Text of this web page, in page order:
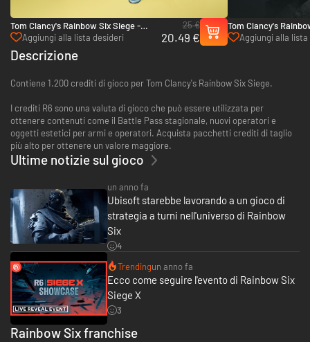
Tom Clancy's Rainbow Six Siege -
3.300 crediti R6 - Xbox One & Xbox
Series X|S
Aggiungi alla lista desideri
25 €
20.49 €
Tom Clancy's
Pass - Xbox One &
Aggiungi alla lista
Descrizione
Contiene 1.200 crediti di gioco per Tom Clancy's Rainbow Six Siege.
I crediti R6 sono una valuta di gioco che può essere utilizzata per
ottenere contenuti come il Battle Pass stagionale, nuovi operatori e
oggetti estetici per armi e operatori. Acquista pacchetti crediti di taglio
più alto per ottenere un valore maggiore.
Ultime notizie sul gioco
un anno fa
Ubisoft starebbe lavorando a un gioco di
strategia a turni nell'universo di Rainbow
Six
4
Trendingun anno fa
Ecco come seguire l'evento di Rainbow Six
Siege X
3
Rainbow Six franchise